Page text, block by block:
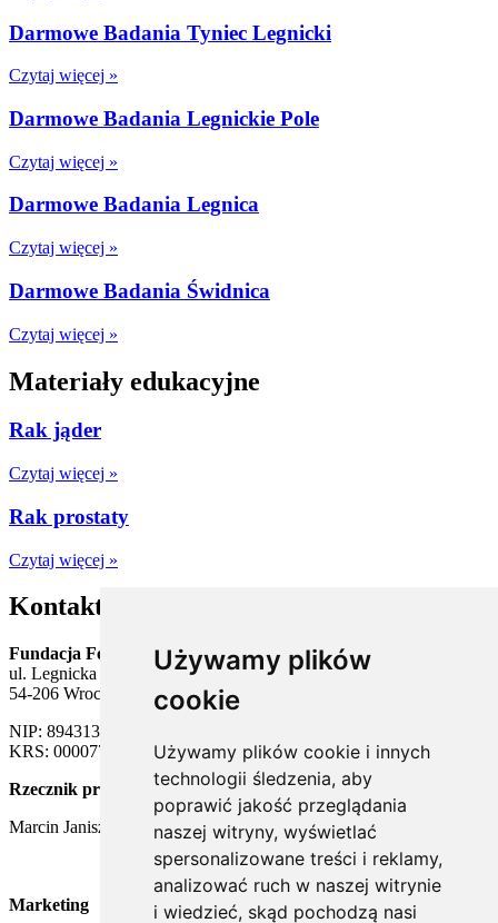
Używamy plików
cookie
Używamy plików cookie i innych
technologii śledzenia, aby
poprawić jakość przeglądania
naszej witryny, wyświetlać
spersonalizowane treści i reklamy,
analizować ruch w naszej witrynie
i wiedzieć, skąd pochodzą nasi
Darmowe Badania Tyniec Legnicki
Czytaj więcej »
Darmowe Badania Legnickie Pole
Czytaj więcej »
Darmowe Badania Legnica
Czytaj więcej »
Darmowe Badania Świdnica
Czytaj więcej »
Materiały edukacyjne
Rak jąder
Czytaj więcej »
Rak prostaty
Czytaj więcej »
Kontakt
Fundacja Forum Mężczyzn
ul. Legnicka 65
54-206 Wrocław
NIP: 8943138549
KRS: 0000773626
Rzecznik prasowy
Marcin Janiszewski
Marketing